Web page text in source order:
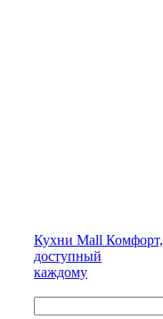
Кухни Mall Комфорт,
доступный
каждому